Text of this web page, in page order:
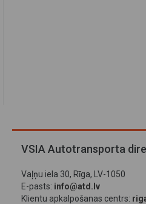
VSIA Autotransporta
Vaļņu iela 30, Rīga, LV-1050
E-pasts: info@atd.lv
Klientu apkalpošanas centrs: